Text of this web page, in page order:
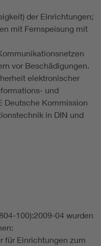
der Einrichtungen;
mit Fernspeisung mit
vor Beschädigungen.
elektronischer
und
Deutsche Kommission
in DIN und
100):2009-04 wurden
für Einrichtungen zum